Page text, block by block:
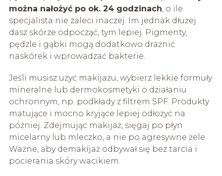
można nałożyć po ok. 24 godzinach, o ile
specjalista nie zaleci inaczej. Im jednak dłużej
dasz skórze odpocząć, tym lepiej. Pigmenty,
pędzle i gąbki mogą dodatkowo drażnić
naskórek i wprowadzać bakterie.
Jeśli musisz użyć makijażu, wybierz lekkie formuły
mineralne lub dermokosmetyki o działaniu
ochronnym, np. podkłady z filtrem SPF. Produkty
matujące i mocno kryjące lepiej odłożyć na
później. Zdejmując makijaż, sięgaj po płyn
micelarny lub mleczko, a nie po agresywne żele.
Ważne, aby demakijaż odbywał się bez tarcia i
pocierania skóry wacikiem.